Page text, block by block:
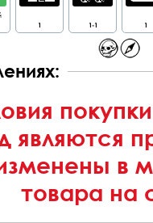
1 1-1 1
являются
в
товара на